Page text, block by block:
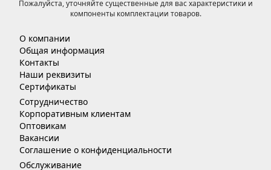
Пожалуйста, уточняйте существенные для вас характеристики и
компоненты комплектации товаров.
О компании
Общая информация
Контакты
Наши реквизиты
Сертификаты
Сотрудничество
Корпоративным клиентам
Оптовикам
Вакансии
Соглашение о конфиденциальности
Обслуживание